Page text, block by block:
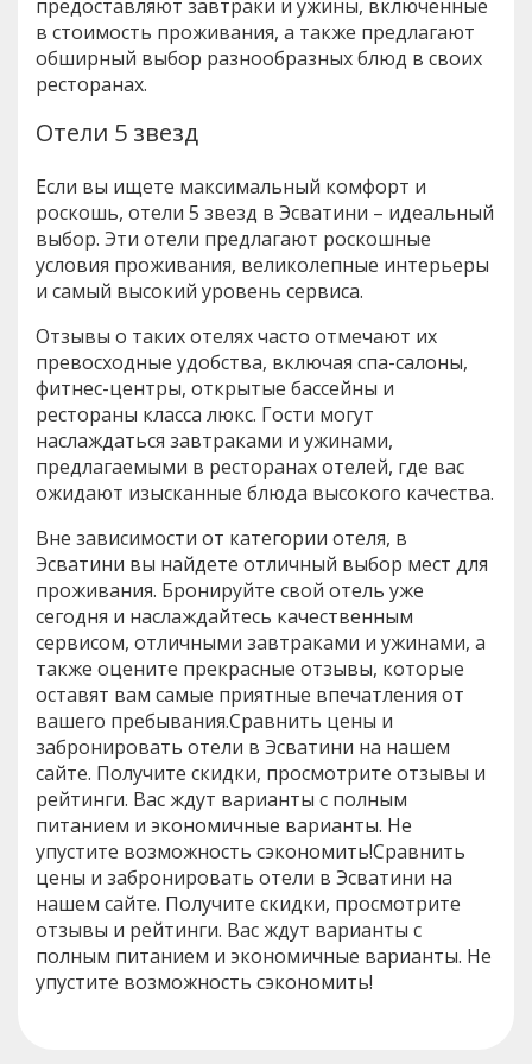
предоставляют завтраки и ужины, включенные
в стоимость проживания, а также предлагают
обширный выбор разнообразных блюд в своих
ресторанах.
Отели 5 звезд
Если вы ищете максимальный комфорт и
роскошь, отели 5 звезд в Эсватини – идеальный
выбор. Эти отели предлагают роскошные
условия проживания, великолепные интерьеры
и самый высокий уровень сервиса.
Отзывы о таких отелях часто отмечают их
превосходные удобства, включая спа-салоны,
фитнес-центры, открытые бассейны и
рестораны класса люкс. Гости могут
наслаждаться завтраками и ужинами,
предлагаемыми в ресторанах отелей, где вас
ожидают изысканные блюда высокого качества.
Вне зависимости от категории отеля, в
Эсватини вы найдете отличный выбор мест для
проживания. Бронируйте свой отель уже
сегодня и наслаждайтесь качественным
сервисом, отличными завтраками и ужинами, а
также оцените прекрасные отзывы, которые
оставят вам самые приятные впечатления от
вашего пребывания.Сравнить цены и
забронировать отели в Эсватини на нашем
сайте. Получите скидки, просмотрите отзывы и
рейтинги. Вас ждут варианты с полным
питанием и экономичные варианты. Не
упустите возможность сэкономить!Сравнить
цены и забронировать отели в Эсватини на
нашем сайте. Получите скидки, просмотрите
отзывы и рейтинги. Вас ждут варианты с
полным питанием и экономичные варианты. Не
упустите возможность сэкономить!